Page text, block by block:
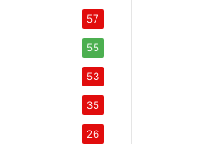
57
55
53
35
26